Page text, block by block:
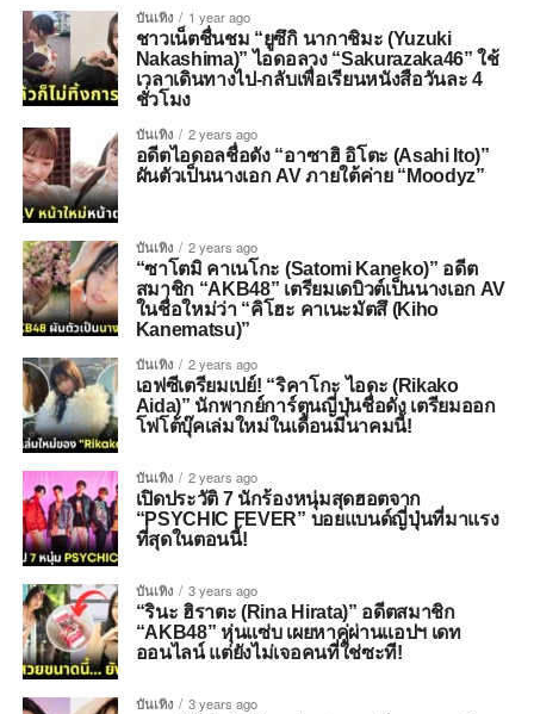
บันเทิง 1 year ago
ชาวเน็ตชื่นชม “ยูซึกิ นากาชิมะ (Yuzuki
Nakashima)” ไอดอลวง “Sakurazaka46” ใช้
เวลาเดินทางไป-กลับเพื่อเรียนหนังสือวันละ 4
ชั่วโมง
บันเทิง 2 years ago
อดีตไอดอลชื่อดัง “อาซาฮิ อิโตะ (Asahi Ito)”
ผันตัวเป็นนางเอก AV ภายใต้ค่าย “Moodyz”
บันเทิง 2 years ago
“ซาโตมิ คาเนโกะ (Satomi Kaneko)” อดีต
สมาชิก “AKB48” เตรียมเดบิวต์เป็นนางเอก AV
ในชื่อใหม่ว่า “คิโฮะ คาเนะมัตสึ (Kiho
Kanematsu)”
บันเทิง 2 years ago
เอฟซีเตรียมเปย์! “ริคาโกะ ไอดะ (Rikako
Aida)” นักพากย์การ์ตูนญี่ปุ่นชื่อดัง เตรียมออก
โฟโต้บุ๊คเล่มใหม่ในเดือนมีนาคมนี้!
บันเทิง 2 years ago
เปิดประวัติ 7 นักร้องหนุ่มสุดฮอตจาก
“PSYCHIC FEVER” บอยแบนด์ญี่ปุ่นที่มาแรง
ที่สุดในตอนนี้!
บันเทิง 3 years ago
“รินะ ฮิราตะ (Rina Hirata)” อดีตสมาชิก
“AKB48” หุ่นแซ่บ เผยหาคู่ผ่านแอปฯ เดท
ออนไลน์ แต่ยังไม่เจอคนที่ใช่ซะที!
บันเทิง 3 years ago